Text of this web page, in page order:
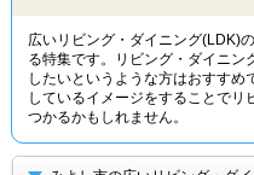
広いリビング・ダイニング(LDK)
る特集です。リビング・ダイニン
したいというような方はおすすめ
しているイメージをすることでリ
つかるかもしれません。